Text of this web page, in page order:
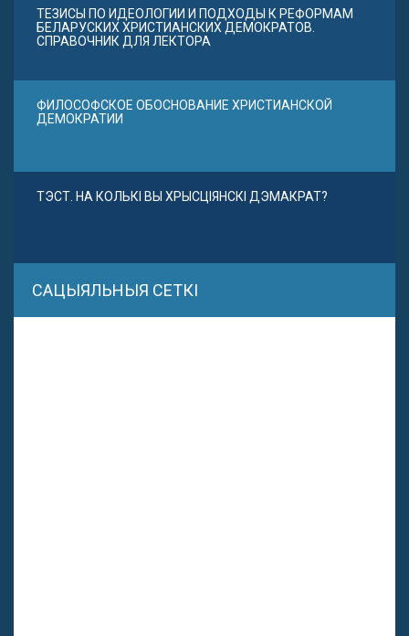
ТЕЗИСЫ ПО ИДЕОЛОГИИ И ПОДХОДЫ К РЕФОРМАМ
БЕЛАРУСКИХ ХРИСТИАНСКИХ ДЕМОКРАТОВ.
СПРАВОЧНИК ДЛЯ ЛЕКТОРА
ФИЛОСОФСКОЕ ОБОСНОВАНИЕ ХРИСТИАНСКОЙ
ДЕМОКРАТИИ
ТЭСТ. НА КОЛЬКІ ВЫ ХРЫСЦІЯНСКІ ДЭМАКРАТ?
САЦЫЯЛЬНЫЯ СЕТКІ